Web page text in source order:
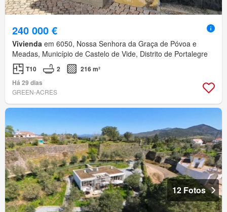
240 000 €
Vivienda em 6050, Nossa Senhora da Graça de Póvoa e
Meadas, Município de Castelo de Vide, Distrito de Portalegre
T10 2
216 m²
Há 29 dias
GREEN-ACRES
12 Fotos